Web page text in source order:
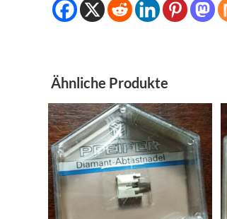
Ähnliche Produkte